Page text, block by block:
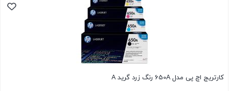
کارتریج اچ پی مدل 650A رنگ زرد گرید A